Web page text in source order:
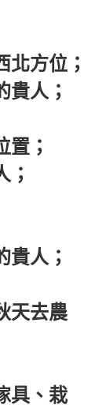
北方位；
貴人；
置；
；
貴人；
天去農
具、栽